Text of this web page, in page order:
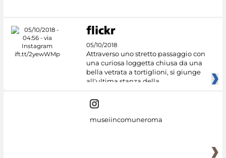
05/10/2018
Attraverso uno stretto passaggio con
una curiosa loggetta chiusa da una
bella vetrata a tortiglioni, si giunge
all'ultima stanza della
museiincomuneroma